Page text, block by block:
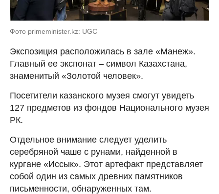
Фото primeminister.kz: UGC
Экспозиция расположилась в зале «Манеж».
Главный ее экспонат – символ Казахстана,
знаменитый «Золотой человек».
Посетители казанского музея смогут увидеть
127 предметов из фондов Национального музея
РК.
Отдельное внимание следует уделить
серебряной чаше с рунами, найденной в
кургане «Иссык». Этот артефакт представляет
собой один из самых древних памятников
письменности, обнаруженных там.